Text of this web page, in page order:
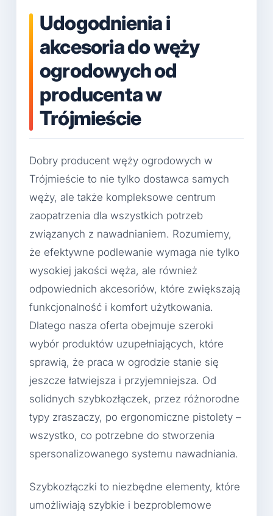
Udogodnienia i
akcesoria do węży
ogrodowych od
producenta w
Trójmieście
Dobry producent węży ogrodowych w
Trójmieście to nie tylko dostawca samych
węży, ale także kompleksowe centrum
zaopatrzenia dla wszystkich potrzeb
związanych z nawadnianiem. Rozumiemy,
że efektywne podlewanie wymaga nie tylko
wysokiej jakości węża, ale również
odpowiednich akcesoriów, które zwiększają
funkcjonalność i komfort użytkowania.
Dlatego nasza oferta obejmuje szeroki
wybór produktów uzupełniających, które
sprawią, że praca w ogrodzie stanie się
jeszcze łatwiejsza i przyjemniejsza. Od
solidnych szybkozłączek, przez różnorodne
typy zraszaczy, po ergonomiczne pistolety –
wszystko, co potrzebne do stworzenia
spersonalizowanego systemu nawadniania.
Szybkozłączki to niezbędne elementy, które
umożliwiają szybkie i bezproblemowe